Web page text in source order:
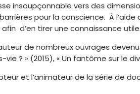
insoupçonnable vers des
pour la conscience. À
d’en tirer une connaissance
de nombreux ouvrages
vie ? » (2015), « Un fantôme sur le
et l’animateur de la série de